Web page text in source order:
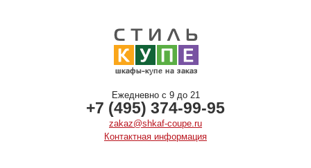
Ежедневно с 9 до 21
+7 (495) 374-99-95
zakaz@shkaf-coupe.ru
Контактная информация